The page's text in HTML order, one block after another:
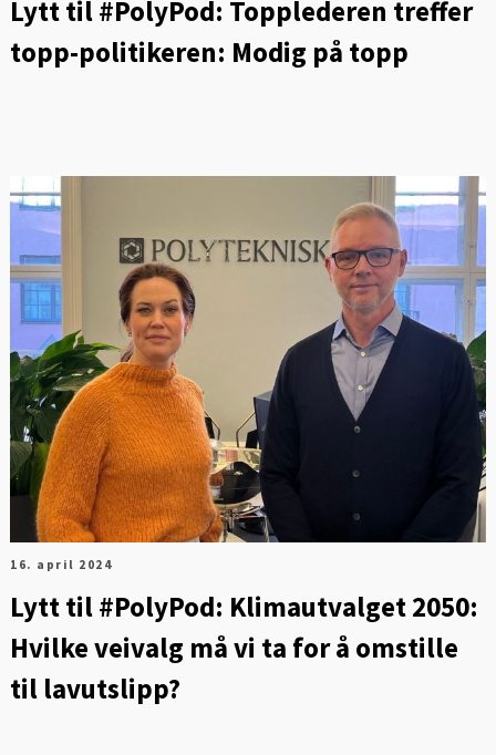
Lytt til #PolyPod: Topplederen treffer
topp-politikeren: Modig på topp
16. april 2024
Lytt til #PolyPod: Klimautvalget 2050:
Hvilke veivalg må vi ta for å omstille
til lavutslipp?